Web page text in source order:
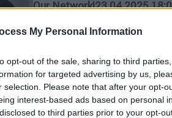
My Personal Information
opt-out of the sale, sharing to third
for targeted advertising by us,
selection. Please note that after your opt-
interest-based ads based on personal
to third parties prior to your opt-
Our Network|23.04.2025
αλλαγή του Φίνου στον
16ου» που έκανε όλη
στην ταινία
Τι δεν του άρεσε στην